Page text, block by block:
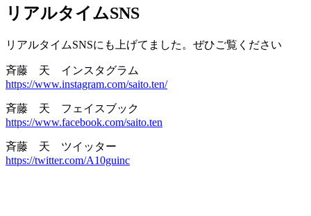
リアルタイムSNS
リアルタイムSNSにも上げてました。ぜひご覧ください
斉藤 天 インスタグラム
https://www.instagram.com/saito.ten/
斉藤 天 フェイスブック
https://www.facebook.com/saito.ten
斉藤 天 ツイッター
https://twitter.com/A10guinc